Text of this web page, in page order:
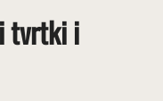
tvrtki i